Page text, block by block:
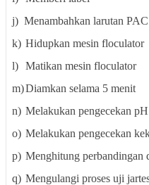
j) Menambahkan larutan
k) Hidupkan mesin floculator
l) Matikan mesin floculator
m)Diamkan selama 5 menit
n) Melakukan pengecekan
o) Melakukan pengecekan
p) Menghitung perbandingan
q) Mengulangi proses uji